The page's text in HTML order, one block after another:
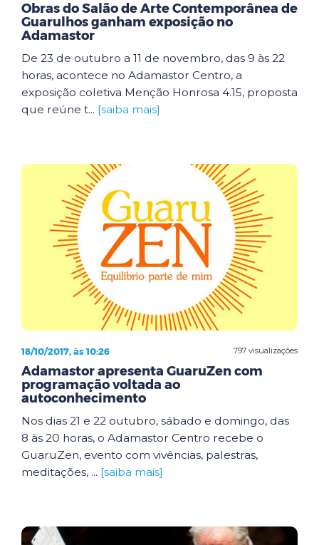
Obras do Salão de Arte Contemporânea de
Guarulhos ganham exposição no
Adamastor
De 23 de outubro a 11 de novembro, das 9 às 22
horas, acontece no Adamastor Centro, a
exposição coletiva Menção Honrosa 4.15, proposta
que reúne t... [saiba mais]
797 visualizações
18/10/2017, às 10:26
Adamastor apresenta GuaruZen com
programação voltada ao
autoconhecimento
Nos dias 21 e 22 outubro, sábado e domingo, das
8 às 20 horas, o Adamastor Centro recebe o
GuaruZen, evento com vivências, palestras,
meditações, ... [saiba mais]